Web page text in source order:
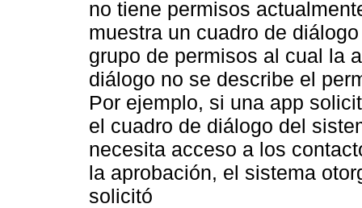
no tiene permisos
muestra un cuadro de
grupo de permisos al cual la
diálogo no se describe el
Por ejemplo, si una app
el cuadro de diálogo del
necesita acceso a los
la aprobación, el sistema
solicitó